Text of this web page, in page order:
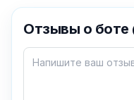
Как добавить
Отзывы о боте